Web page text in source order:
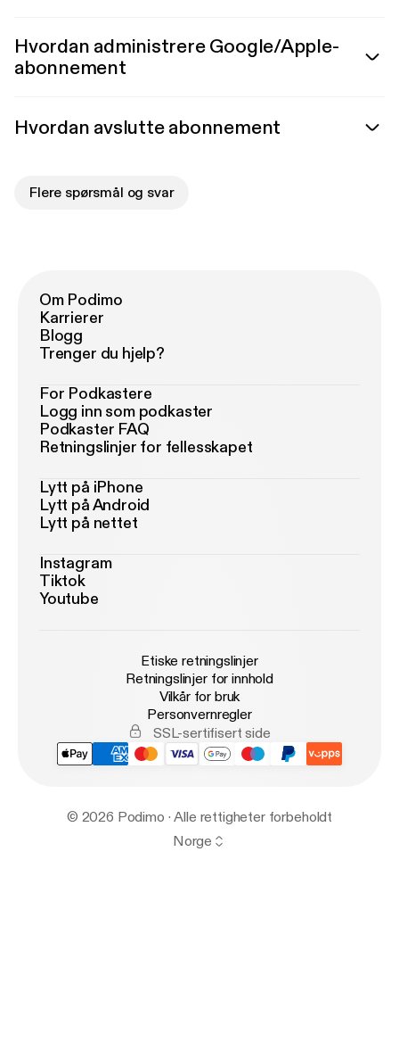
Hvordan administrere Google/Apple-
abonnement
Hvordan avslutte abonnement
Flere spørsmål og svar
Om Podimo
Karrierer
Blogg
Trenger du hjelp?
For Podkastere
Logg inn som podkaster
Podkaster FAQ
Retningslinjer for fellesskapet
Lytt på iPhone
Lytt på Android
Lytt på nettet
Instagram
Tiktok
Youtube
Etiske retningslinjer
Retningslinjer for innhold
Vilkår for bruk
Personvernregler
SSL-sertifisert side
© 2026 Podimo · Alle rettigheter forbeholdt
Norge